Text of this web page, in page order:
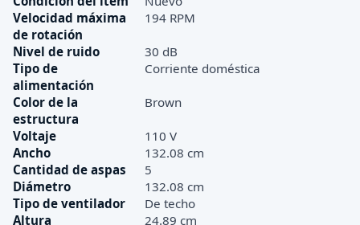
Velocidad máxima
de rotación
194 RPM
Nivel de ruido
30 dB
Tipo de
alimentación
Corriente doméstica
Color de la
estructura
Brown
Voltaje
110 V
Ancho
132.08 cm
Cantidad de aspas
5
Diámetro
132.08 cm
Tipo de ventilador
De techo
Altura
24.89 cm